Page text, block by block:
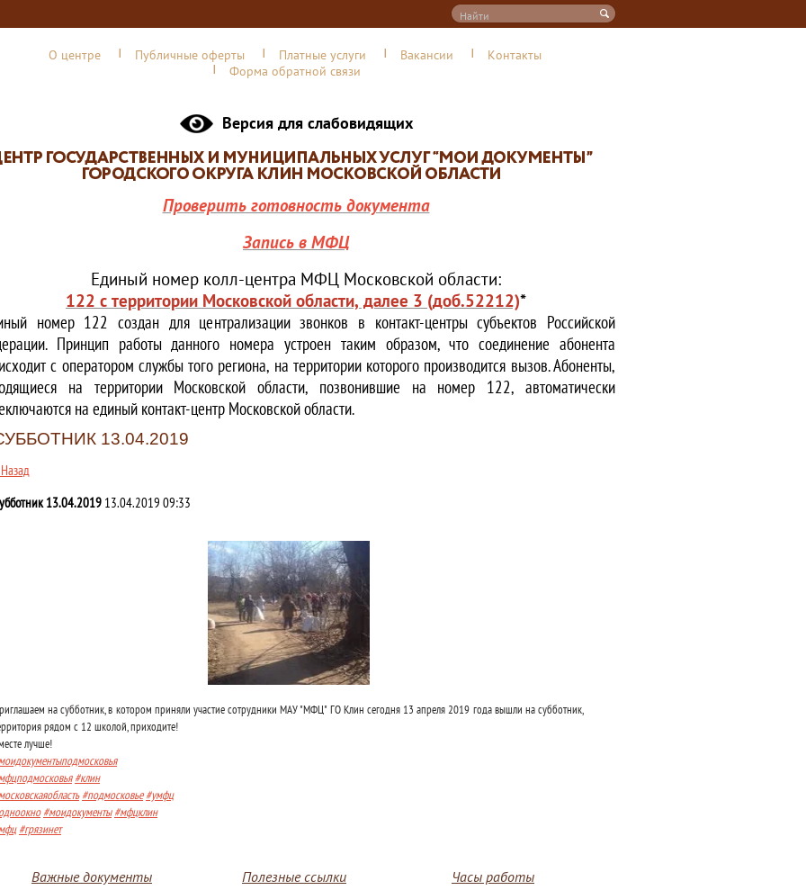
О центре Публичные оферты Платные услуги Вакансии
Контакты
Форма обратной связи
Версия для слабовидящих
Проверить готовность документа
Запись в МФЦ
Единый номер колл-центра МФЦ Московской области:
122 с территории Московской области, далее 3 (доб.52212)*
номер 122 создан для централизации звонков в контакт-центры субъектов Российской
Принцип работы данного номера устроен таким образом, что соединение абонента
с оператором службы того региона, на территории которого производится вызов. Абоненты,
на территории Московской области, позвонившие на номер 122, автоматически
на единый контакт-центр Московской области.
13.04.2019
13.04.2019 13.04.2019 09:33
на субботник, в котором приняли участие сотрудники МАУ "МФЦ" ГО Клин сегодня 13 апреля 2019 года вышли на субботник,
рядом с 12 школой, приходите!
лучше!
#клин
#подмосковье #умфц
#моидокументы #мфцклин
#грязинет
Важные документы Полезные ссылки Часы работы